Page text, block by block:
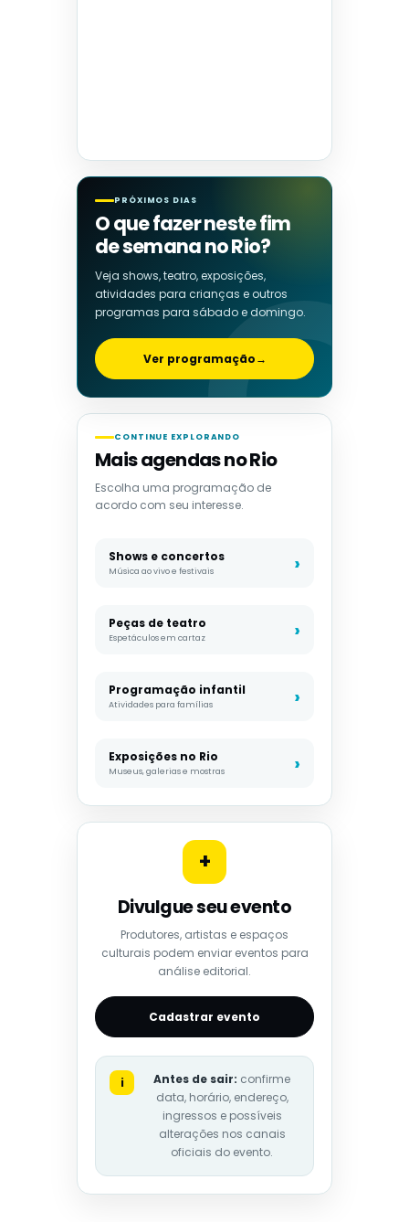
PRÓXIMOS DIAS
O que fazer neste fim
de semana no Rio?
Veja shows, teatro, exposições,
atividades para crianças e outros
programas para sábado e domingo.
Ver programação→
CONTINUE EXPLORANDO
Mais agendas no Rio
Escolha uma programação de
acordo com seu interesse.
Shows e concertos
Música ao vivo e festivais
Peças de teatro
Espetáculos em cartaz
Programação infantil
Atividades para famílias
Exposições no Rio
Museus, galerias e mostras
+
Divulgue seu evento
Produtores, artistas e espaços
culturais podem enviar eventos para
análise editorial.
Cadastrar evento
i Antes de sair: confirme
data, horário, endereço,
ingressos e possíveis
alterações nos canais
oficiais do evento.